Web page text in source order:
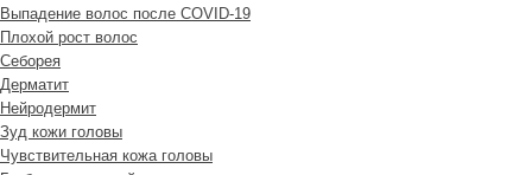
Выпадение волос после COVID-19
Плохой рост волос
Cеборея
Дерматит
Нейродермит
Зуд кожи головы
Чувствительная кожа головы